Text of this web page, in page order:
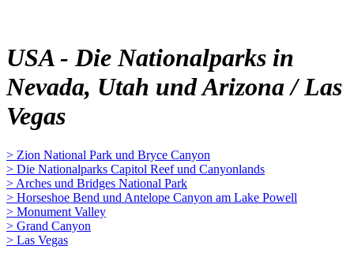
USA - Die Nationalparks in
Nevada, Utah und Arizona / Las
Vegas
> Zion National Park und Bryce Canyon
> Die Nationalparks Capitol Reef und Canyonlands
> Arches und Bridges National Park
> Horseshoe Bend und Antelope Canyon am Lake Powell
> Monument Valley
> Grand Canyon
> Las Vegas